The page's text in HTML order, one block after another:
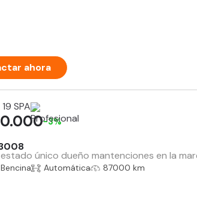
ahora
SPA
único dueño mantenciones en la
-3%
Bencina Automática 87000 km